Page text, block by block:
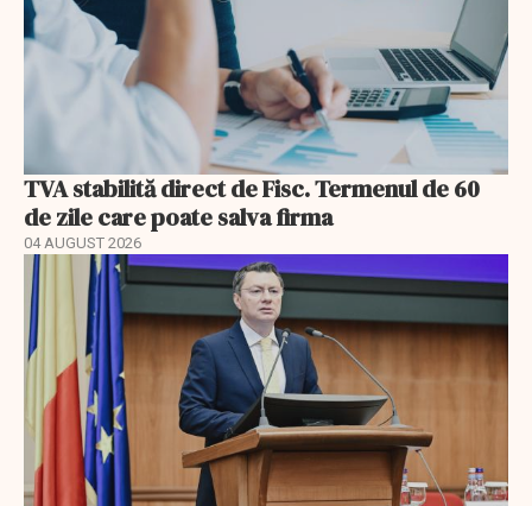
TVA stabilită direct de Fisc. Termenul de 60
de zile care poate salva firma
04 AUGUST 2026